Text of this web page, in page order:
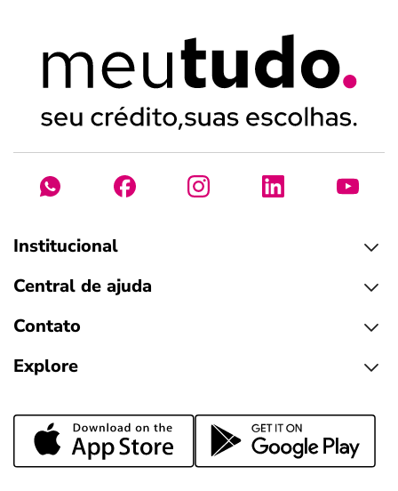
Institucional
Central de ajuda
Contato
Explore